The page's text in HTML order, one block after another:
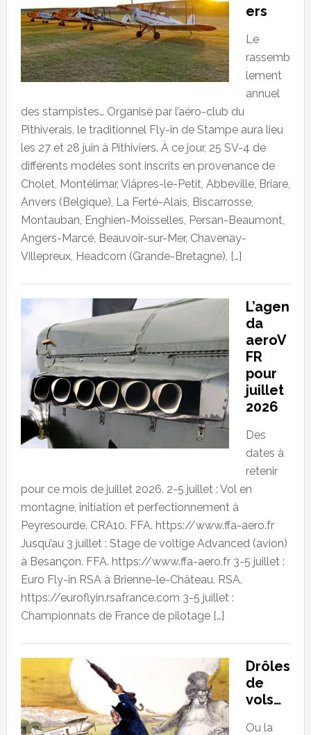
ers
Le
rassemb
lement
annuel
des stampistes… Organisé par l’aéro-club du
Pithiverais, le traditionnel Fly-in de Stampe aura lieu
les 27 et 28 juin à Pithiviers. À ce jour, 25 SV-4 de
différents modèles sont inscrits en provenance de
Cholet, Montélimar, Viâpres-le-Petit, Abbeville, Briare,
Anvers (Belgique), La Ferté-Alais, Biscarrosse,
Montauban, Enghien-Moisselles, Persan-Beaumont,
Angers-Marcé, Beauvoir-sur-Mer, Chavenay-
Villepreux, Headcorn (Grande-Bretagne), […]
L’agen
da
aeroV
FR
pour
juillet
2026
Des
dates à
retenir
pour ce mois de juillet 2026. 2-5 juillet : Vol en
montagne, initiation et perfectionnement à
Peyresourde. CRA10. FFA. https://www.ffa-aero.fr
Jusqu’au 3 juillet : Stage de voltige Advanced (avion)
à Besançon. FFA. https://www.ffa-aero.fr 3-5 juillet :
Euro Fly-in RSA à Brienne-le-Château. RSA.
https://euroflyin.rsafrance.com 3-5 juillet :
Championnats de France de pilotage […]
Drôles
de
vols…
Ou la